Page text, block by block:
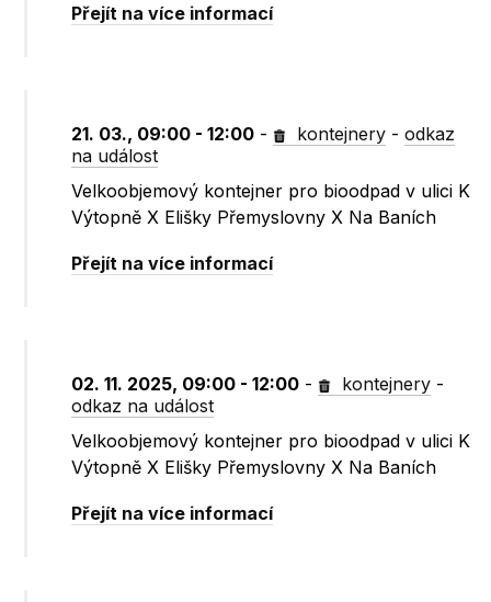
Přejít na více informací
21. 03., 09:00 - 12:00 - kontejnery -odkaz
na událost
Velkoobjemový kontejner pro bioodpad v ulici K
Výtopně X Elišky Přemyslovny X Na Baních
Přejít na více informací
02. 11. 2025, 09:00 - 12:00 - kontejnery -
odkaz na událost
Velkoobjemový kontejner pro bioodpad v ulici K
Výtopně X Elišky Přemyslovny X Na Baních
Přejít na více informací